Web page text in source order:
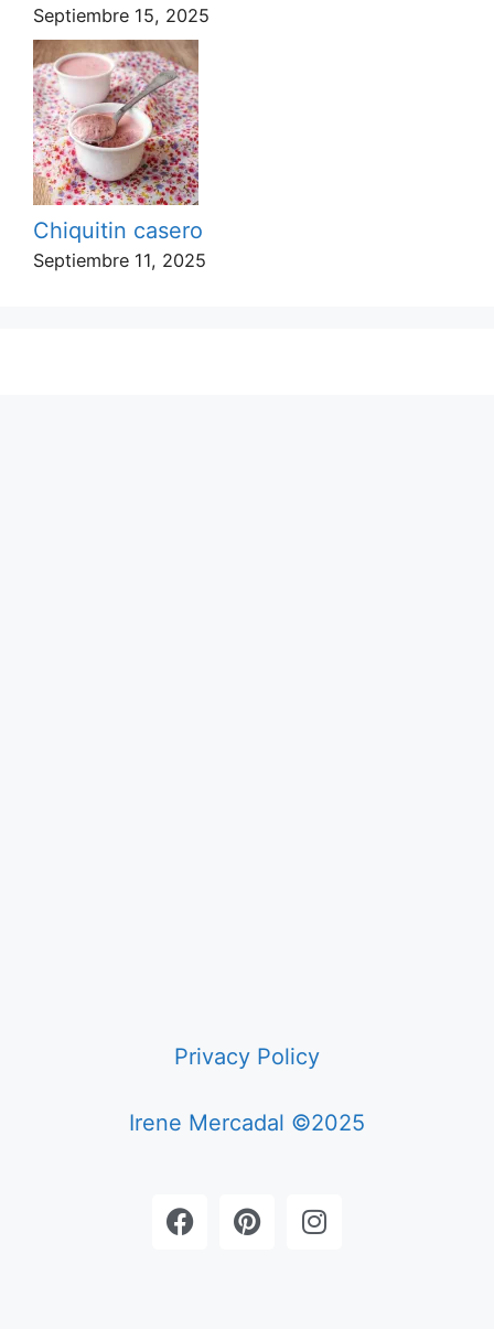
Septiembre 15, 2025
Chiquitin casero
Septiembre 11, 2025
Privacy Policy
Irene Mercadal ©2025